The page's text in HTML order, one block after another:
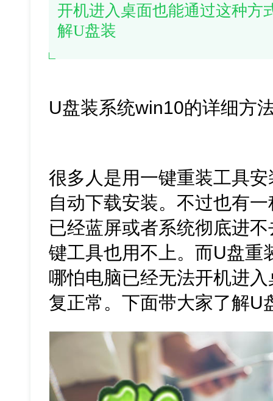
开机进入桌面也能通过这种方
解U盘装
U盘装系统win10的详细方
很多人是用一键重装工具
自动下载安装。不过也有
已经蓝屏或者系统彻底进
键工具也用不上。而U盘重
哪怕电脑已经无法开机进
复正常。下面带大家了解U